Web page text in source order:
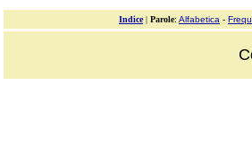
Indice| Parole: Alfabetica -